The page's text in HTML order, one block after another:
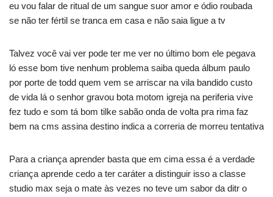
eu vou falar de ritual de um sangue suor amor e ódio roubada
se não ter fértil se tranca em casa e não saia ligue a tv
Talvez você vai ver pode ter me ver no último bom ele pegava
ló esse bom tive nenhum problema saiba queda álbum paulo
por porte de todd quem vem se arriscar na vila bandido custo
de vida lá o senhor gravou bota motom igreja na periferia vive
fez tudo e som tá bom tilke sabão onda de volta pra rima faz
bem na cms assina destino indica a correria de morreu tentativa
Para a criança aprender basta que em cima essa é a verdade
criança aprende cedo a ter caráter a distinguir isso a classe
studio max seja o mate às vezes no teve um sabor da ditr o